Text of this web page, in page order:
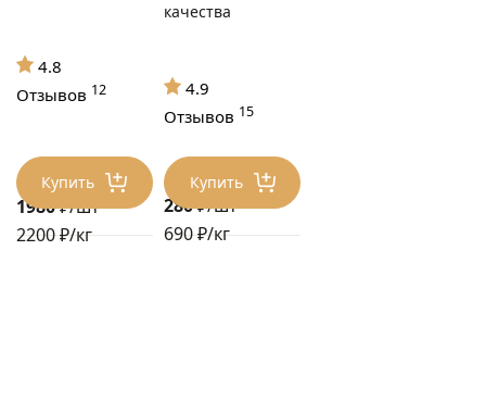
Купить
1980₽/шт
2200 ₽/кг
4.8
Отзывов 12
Купить
280₽/шт
690 ₽/кг
качества
4.9
Отзывов 15